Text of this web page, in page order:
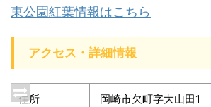
東公園紅葉情報はこちら
アクセス・詳細情報
住所 岡崎市欠町字大山田1